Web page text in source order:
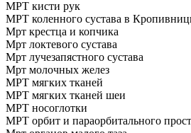
МРТ кисти рук
МРТ коленного сустава в
Мрт крестца и копчика
Мрт локтевого сустава
Мрт лучезапястного сустава
Мрт молочных желез
МРТ мягких тканей
МРТ мягких тканей шеи
МРТ носоглотки
МРТ орбит и параорбитального